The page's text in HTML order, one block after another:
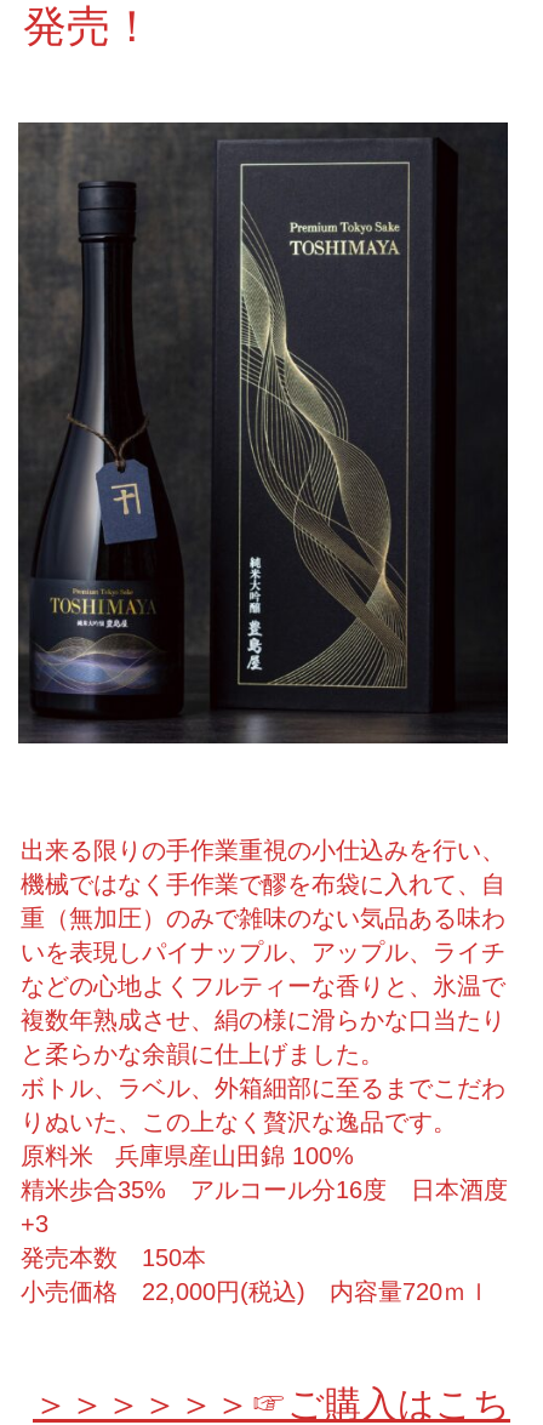
発売！
出来る限りの手作業重視の小仕込みを行い、
機械ではなく手作業で醪を布袋に入れて、自
重（無加圧）のみで雑味のない気品ある味わ
いを表現しパイナップル、アップル、ライチ
などの心地よくフルティーな香りと、氷温で
複数年熟成させ、絹の様に滑らかな口当たり
と柔らかな余韻に仕上げました。
ボトル、ラベル、外箱細部に至るまでこだわ
りぬいた、この上なく贅沢な逸品です。
原料米 兵庫県産山田錦 100%
精米歩合35% アルコール分16度 日本酒度
+3
発売本数 150本
小売価格 22,000円(税込) 内容量720ｍｌ
＞＞＞＞＞＞☞ご購入はこち